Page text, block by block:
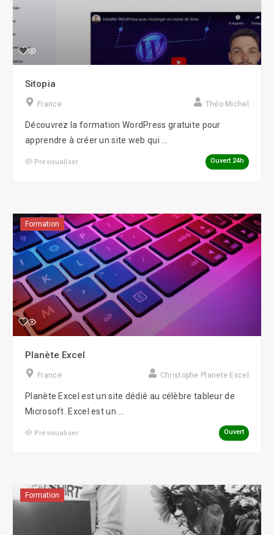
Sitopia
France Théo Michel
Découvrez la formation WordPress gratuite pour
apprendre à créer un site web qui ...
Prévisualiser Ouvert 24h
Formation
Planète Excel
France Christophe Planete Excel
Planète Excel est un site dédié au célèbre tableur de
Microsoft. Excel est un ...
Prévisualiser Ouvert
Formation